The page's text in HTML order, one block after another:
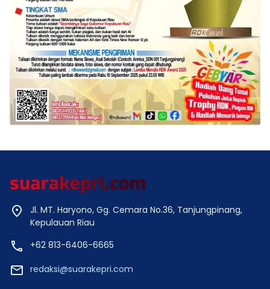
Jl. MT. Haryono, Gg. Cemara No.36, Tanjungpinang,
Kepulauan Riau
+62 813-6406-6665
redaksi@suarakepri.com